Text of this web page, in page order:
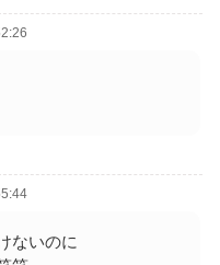
ないのに